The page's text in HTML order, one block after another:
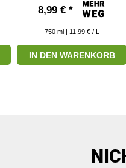
8,99 € *
750 ml | 11,99 € / L
IN DEN WARENKORB